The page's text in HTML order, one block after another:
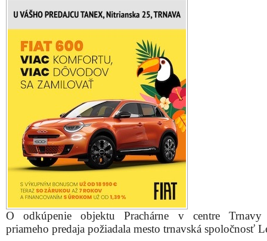
O odkúpenie objektu Prachárne v centre Trnavy
priameho predaja požiadala mesto trnavská spoločnosť